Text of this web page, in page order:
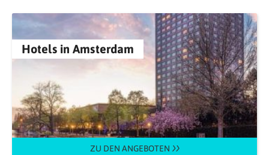
Hotels in Amsterdam
ZU DEN ANGEBOTEN